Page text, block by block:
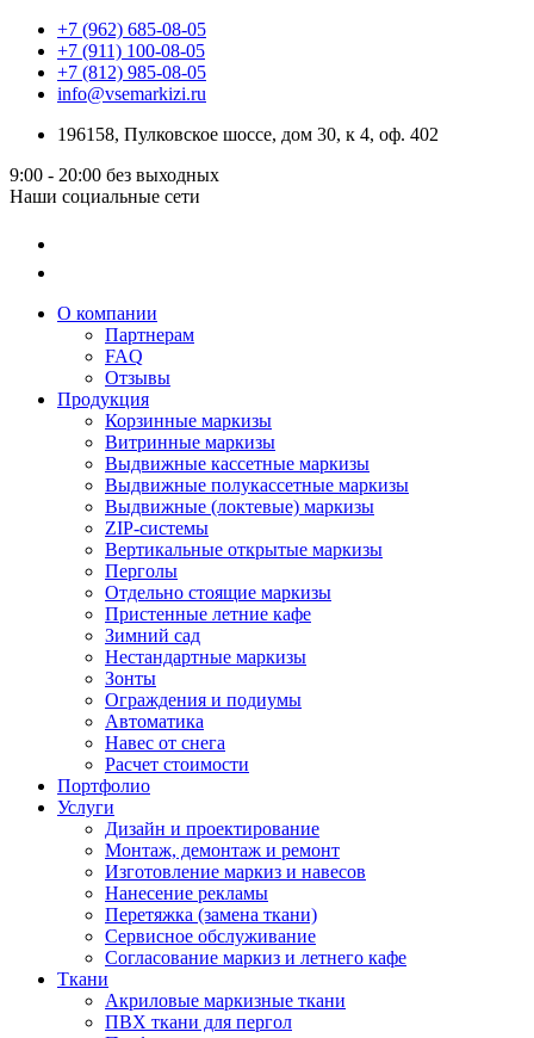
+7 (962) 685-08-05
+7 (911) 100-08-05
+7 (812) 985-08-05
info@vsemarkizi.ru
196158, Пулковское шоссе, дом 30, к 4, оф. 402
9:00 - 20:00 без выходных
Наши социальные сети
О компании
Партнерам
FAQ
Отзывы
Продукция
Корзинные маркизы
Витринные маркизы
Выдвижные кассетные маркизы
Выдвижные полукассетные маркизы
Выдвижные (локтевые) маркизы
ZIP-системы
Вертикальные открытые маркизы
Перголы
Отдельно стоящие маркизы
Пристенные летние кафе
Зимний сад
Нестандартные маркизы
Зонты
Ограждения и подиумы
Автоматика
Навес от снега
Расчет стоимости
Портфолио
Услуги
Дизайн и проектирование
Монтаж, демонтаж и ремонт
Изготовление маркиз и навесов
Нанесение рекламы
Перетяжка (замена ткани)
Сервисное обслуживание
Согласование маркиз и летнего кафе
Ткани
Акриловые маркизные ткани
ПВХ ткани для пергол